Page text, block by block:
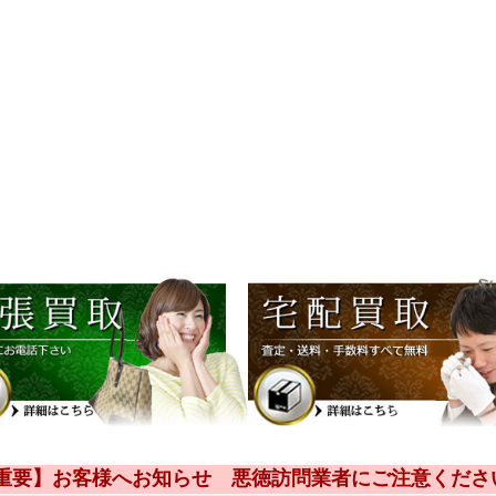
要】お客様へお知らせ 悪徳訪問業者にご注意くださ